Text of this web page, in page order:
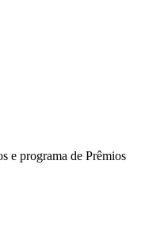
e programa de Prêmios